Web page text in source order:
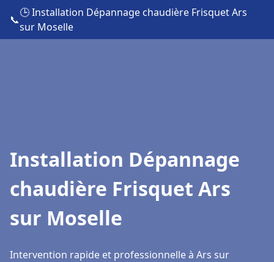
📞
🕒 Installation Dépannage chaudière Frisquet Ars
sur Moselle
Installation Dépannage
chaudière Frisquet Ars
sur Moselle
Intervention rapide et professionnelle à Ars sur